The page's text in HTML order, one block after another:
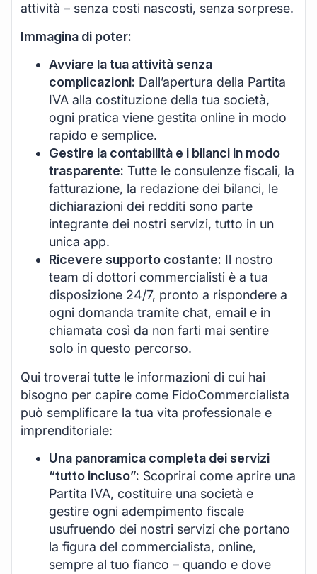
attività – senza costi nascosti, senza sorprese.
Immagina di poter:
Avviare la tua attività senza
complicazioni: Dall’apertura della Partita
IVA alla costituzione della tua società,
ogni pratica viene gestita online in modo
rapido e semplice.
Gestire la contabilità e i bilanci in modo
trasparente: Tutte le consulenze fiscali, la
fatturazione, la redazione dei bilanci, le
dichiarazioni dei redditi sono parte
integrante dei nostri servizi, tutto in un
unica app.
Ricevere supporto costante: Il nostro
team di dottori commercialisti è a tua
disposizione 24/7, pronto a rispondere a
ogni domanda tramite chat, email e in
chiamata così da non farti mai sentire
solo in questo percorso.
Qui troverai tutte le informazioni di cui hai
bisogno per capire come FidoCommercialista
può semplificare la tua vita professionale e
imprenditoriale:
Una panoramica completa dei servizi
“tutto incluso”: Scoprirai come aprire una
Partita IVA, costituire una società e
gestire ogni adempimento fiscale
usufruendo dei nostri servizi che portano
la figura del commercialista, online,
sempre al tuo fianco – quando e dove